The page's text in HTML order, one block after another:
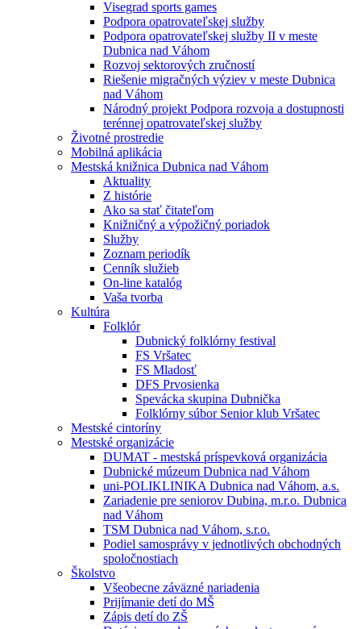
Visegrad sports games
Podpora opatrovateľskej služby
Podpora opatrovateľskej služby II v meste
Dubnica nad Váhom
Rozvoj sektorových zručností
Riešenie migračných výziev v meste Dubnica
nad Váhom
Národný projekt Podpora rozvoja a dostupnosti
terénnej opatrovateľskej služby
Životné prostredie
Mobilná aplikácia
Mestská knižnica Dubnica nad Váhom
Aktuality
Z histórie
Ako sa stať čitateľom
Knižničný a výpožičný poriadok
Služby
Zoznam periodík
Cenník služieb
On-line katalóg
Vaša tvorba
Kultúra
Folklór
Dubnický folklórny festival
FS Vršatec
FS Mladosť
DFS Prvosienka
Spevácka skupina Dubnička
Folklórny súbor Senior klub Vršatec
Mestské cintoríny
Mestské organizácie
DUMAT - mestská príspevková organizácia
Dubnické múzeum Dubnica nad Váhom
uni-POLIKLINIKA Dubnica nad Váhom, a.s.
Zariadenie pre seniorov Dubina, m.r.o. Dubnica
nad Váhom
TSM Dubnica nad Váhom, s.r.o.
Podiel samosprávy v jednotlivých obchodných
spoločnostiach
Školstvo
Všeobecne záväzné nariadenia
Prijímanie detí do MŠ
Zápis detí do ZŠ